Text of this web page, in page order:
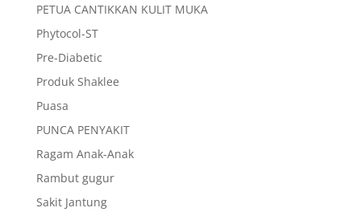
PETUA CANTIKKAN KULIT MUKA
Phytocol-ST
Pre-Diabetic
Produk Shaklee
Puasa
PUNCA PENYAKIT
Ragam Anak-Anak
Rambut gugur
Sakit Jantung